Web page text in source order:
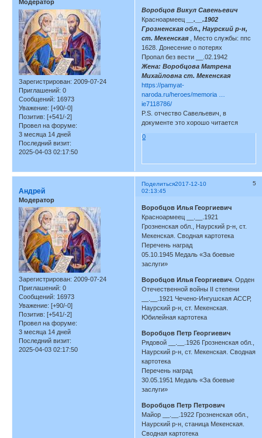
Модератор
Зарегистрирован: 2009-07-24
Приглашений: 0
Сообщений: 16973
Уважение: [+90/-0]
Позитив: [+541/-2]
Провел на форуме:
3 месяца 14 дней
Последний визит:
2025-04-03 02:17:50
Воробцов Викул Савеньевич
Красноармеец __.__.1902
Грозненская обл., Наурский р-н,
ст. Мекенская
, Место службы: ппс
1628. Донесение о потерях
Пропал без вести __.02.1942
Жена: Воробцова Матрена
Михайловна ст. Мекенская
https://pamyat-
naroda.ru/heroes/memoria …
ie7118786/
P.S. отчество Савельевич, в
документе это хорошо читается
0
Поделиться 5
2017-12-10
02:13:45
Андрей
Модератор
Зарегистрирован: 2009-07-24
Приглашений: 0
Сообщений: 16973
Уважение: [+90/-0]
Позитив: [+541/-2]
Провел на форуме:
3 месяца 14 дней
Последний визит:
2025-04-03 02:17:50
Воробцов Илья Георгиевич
Красноармеец __.__.1921
Грозненская обл., Наурский р-н, ст.
Мекенская. Сводная картотека
Перечень наград
05.10.1945 Медаль «За боевые
заслуги»
Воробцов Илья Георгиевич . Орден
Отечественной войны II степени
__.__.1921 Чечено-Ингушская АССР,
Наурский р-н, ст. Мекенская.
Юбилейная картотека
Воробцов Петр Георгиевич
Рядовой __.__.1926 Грозненская обл.,
Наурский р-н, ст. Мекенская. Сводная
картотека
Перечень наград
30.05.1951 Медаль «За боевые
заслуги»
Воробцов Петр Петрович
Майор __.__.1922 Грозненская обл.,
Наурский р-н, станица Мекенская.
Сводная картотека